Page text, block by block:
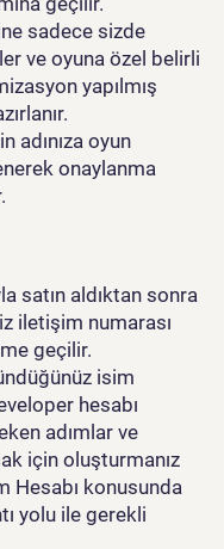
sadece sizde
ve oyuna özel belirli
yapılmış
adınıza oyun
onaylanma
satın aldıktan sonra
iletişim numarası
geçilir.
isim
hesabı
adımlar ve
için oluşturmanız
Hesabı konusunda
yolu ile gerekli